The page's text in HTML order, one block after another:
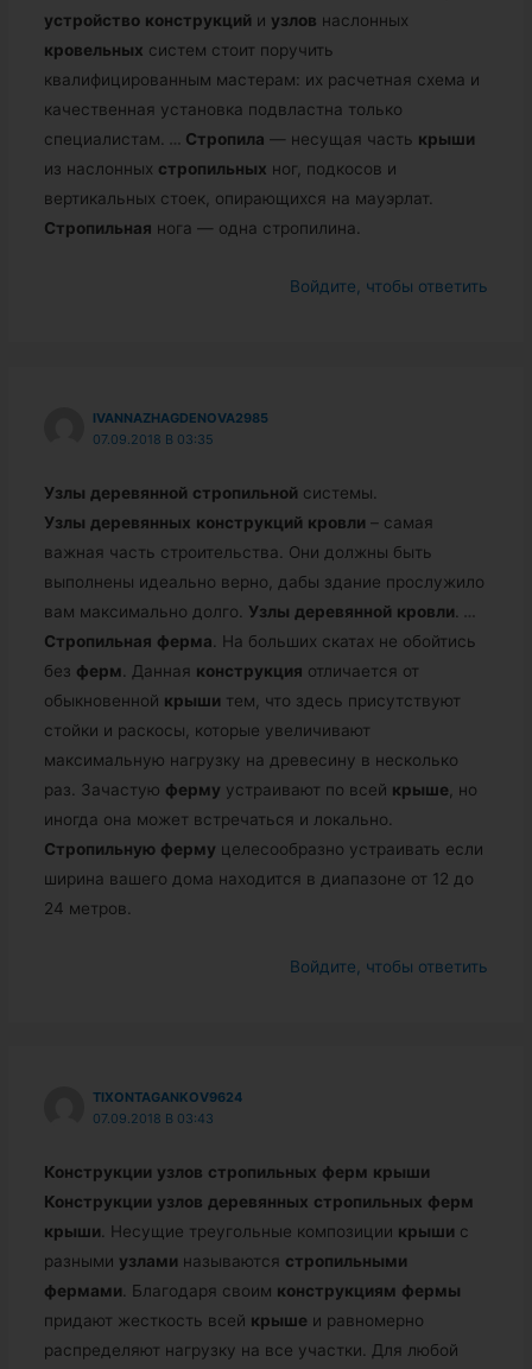
устройство конструкций и узлов наслонных
кровельных систем стоит поручить
квалифицированным мастерам: их расчетная схема и
качественная установка подвластна только
специалистам.
… Стропила — несущая часть крыши
из наслонных стропильных ног, подкосов и
вертикальных стоек, опирающихся на мауэрлат.
Стропильная нога — одна стропилина.
Войдите, чтобы ответить
IVANNAZHAGDENOVA2985
07.09.2018 В 03:35
Узлы деревянной стропильной системы.
Узлы деревянных конструкций кровли – самая
важная часть строительства. Они должны быть
выполнены идеально верно, дабы здание прослужило
вам максимально долго. Узлы деревянной кровли
…
Стропильная ферма . На больших скатах не обойтись
без ферм . Данная конструкция отличается от
обыкновенной крыши тем, что здесь присутствуют
стойки и раскосы, которые увеличивают
максимальную нагрузку на древесину в несколько
раз. Зачастую ферму устраивают по всей крыше , но
иногда она может встречаться и локально.
Стропильную ферму целесообразно устраивать если
ширина вашего дома находится в диапазоне от 12 до
24 метров.
Войдите, чтобы ответить
TIXONTAGANKOV9624
07.09.2018 В 03:43
Конструкции узлов стропильных ферм крыши
Конструкции узлов деревянных стропильных ферм
крыши . Несущие треугольные композиции крыши с
разными узлами называются стропильными
фермами . Благодаря своим конструкциям фермы
придают жесткость всей крыше и равномерно
распределяют нагрузку на все участки. Для любой